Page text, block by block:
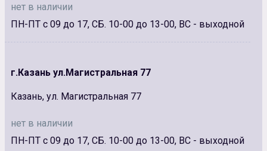
нет в наличии
ПН-ПТ с 09 до 17, СБ. 10-00 до 13-00, ВС - выходной
г.Казань ул.Магистральная 77
Казань, ул. Магистральная 77
нет в наличии
ПН-ПТ с 09 до 17, СБ. 10-00 до 13-00, ВС - выходной